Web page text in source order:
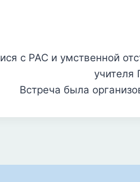
с РАС и умственной
учителя
Встреча была